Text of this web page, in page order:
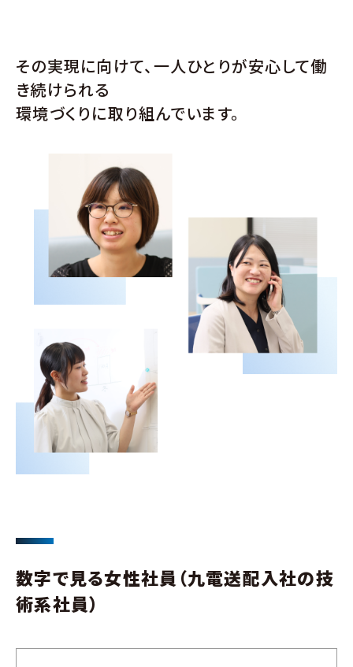
その実現に向けて、一人ひとりが安心して働
き続けられる
環境づくりに取り組んでいます。
数字で見る女性社員（九電送配入社の技
術系社員）